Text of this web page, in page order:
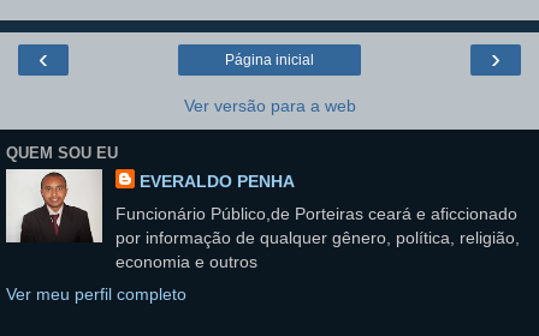
‹ ›
Página inicial
Ver versão para a web
QUEM SOU EU
EVERALDO PENHA
Funcionário Público,de Porteiras ceará e aficcionado
por informação de qualquer gênero, política, religião,
economia e outros
Ver meu perfil completo